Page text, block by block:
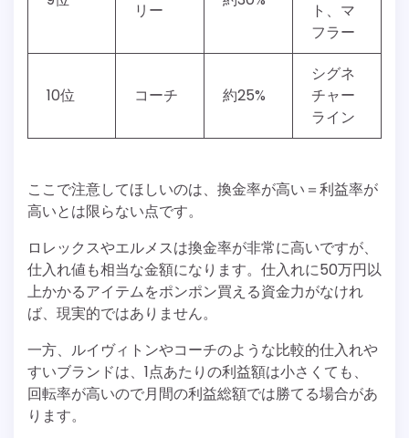
リー
ト、マ
フラー
10位 コーチ 約25%
シグネ
チャー
ライン
ここで注意してほしいのは、換金率が高い＝利益率が
高いとは限らない点です。
ロレックスやエルメスは換金率が非常に高いですが、
仕入れ値も相当な金額になります。仕入れに50万円以
上かかるアイテムをポンポン買える資金力がなけれ
ば、現実的ではありません。
一方、ルイヴィトンやコーチのような比較的仕入れや
すいブランドは、1点あたりの利益額は小さくても、
回転率が高いので月間の利益総額では勝てる場合があ
ります。